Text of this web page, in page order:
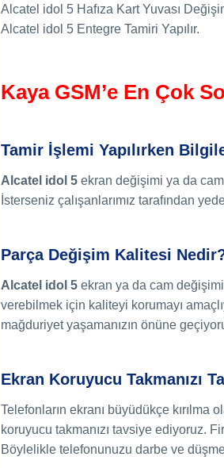
Alcatel idol 5 Hafıza Kart Yuvası
Alcatel idol 5 Entegre Tamiri Yapılır.
Kaya GSM’e En Çok
Tamir İşlemi Yapılırken
Alcatel idol 5 ekran değişimi ya da
İsterseniz çalışanlarımız tarafından
Parça Değişim Kalitesi
Alcatel idol 5 ekran ya da cam
verebilmek için kaliteyi korumayı
mağduriyet yaşamanızın önüne
Ekran Koruyucu Takmanızı
Telefonların ekranı büyüdükçe kırılma
koruyucu takmanızı tavsiye ediyoruz.
Böylelikle telefonunuzu darbe ve